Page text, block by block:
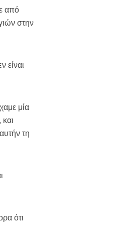
από
στην
είναι
μία
τη
ότι